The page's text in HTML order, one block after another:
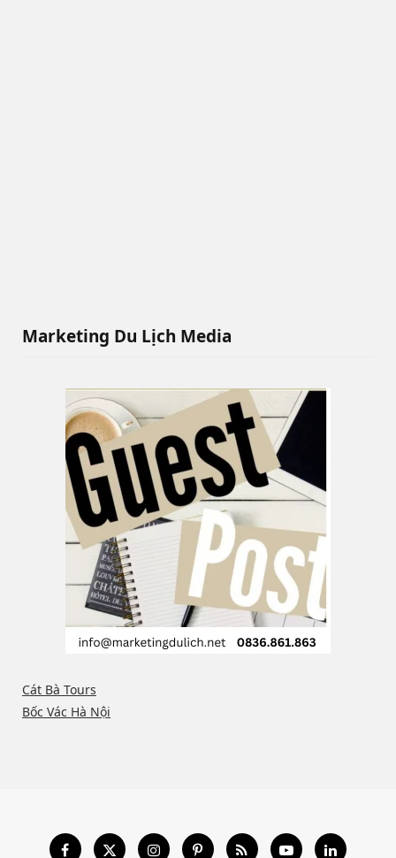
Marketing Du Lịch Media
Cát Bà Tours
Bốc Vác Hà Nội